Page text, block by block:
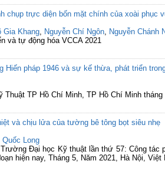
chụp trực diện bốn mặt chính của xoài phục
Gia Khang, Nguyễn Chí Ngôn, Nguyễn Chánh
và tự động hóa VCCA 2021
pháp 1946 và sự kế thừa, phát triển
TP Hồ Chí Minh, TP Hồ Chí Minh tháng
và chịu lửa của tường bê tông bọt siêu nhẹ
Quốc Long
Đại học Kỹ thuật lần thứ 57: Công
hiện nay, Tháng 5, Năm 2021, Hà Nội, Việt